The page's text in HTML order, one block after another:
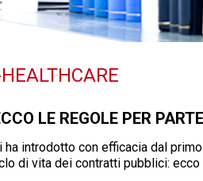
LE REGOLE PER
ha introdotto con efficacia dal
di vita dei contratti pubblici: